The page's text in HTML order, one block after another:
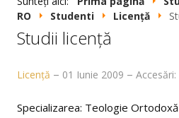
NOUTĂȚI
RO
Studenti Licenţă
Studii licenţă
Licenţă 01 Iunie 2009
Specializarea: Teologie